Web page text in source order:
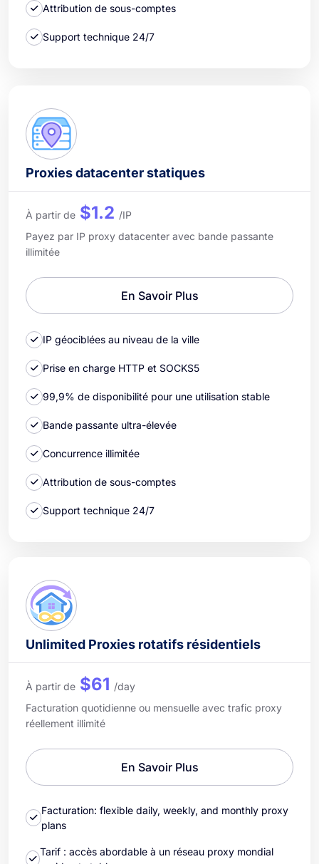
Attribution de sous-comptes
Support technique 24/7
Proxies datacenter statiques
À partir de $1.2 /IP
Payez par IP proxy datacenter avec bande passante
illimitée
En Savoir Plus
IP géociblées au niveau de la ville
Prise en charge HTTP et SOCKS5
99,9% de disponibilité pour une utilisation stable
Bande passante ultra-élevée
Concurrence illimitée
Attribution de sous-comptes
Support technique 24/7
Unlimited Proxies rotatifs résidentiels
À partir de $61 /day
Facturation quotidienne ou mensuelle avec trafic proxy
réellement illimité
En Savoir Plus
Facturation: flexible daily, weekly, and monthly proxy
plans
Tarif : accès abordable à un réseau proxy mondial